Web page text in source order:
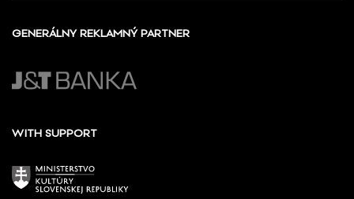
GENERÁLNY REKLAMNÝ PARTNER
WITH SUPPORT